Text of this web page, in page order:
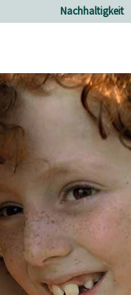
Nachhaltigkeit